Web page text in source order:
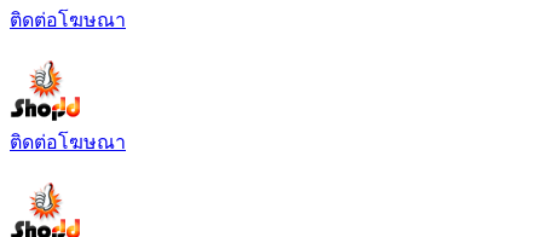
ติดต่อโฆษณา
ติดต่อโฆษณา